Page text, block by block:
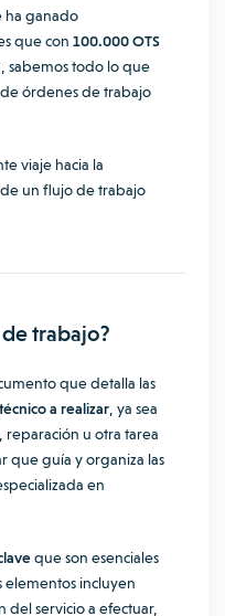
ha ganado
que con 100.000 OTS
sabemos todo lo que
órdenes de trabajo
viaje hacia la
un flujo de trabajo
trabajo?
que detalla las
a realizar , ya sea
reparación u otra tarea
que guía y organiza las
en
que son esenciales
elementos incluyen
del servicio a efectuar,